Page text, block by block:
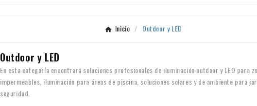
Inicio Outdoor y LED
Outdoor y LED
En esta categoría encontrará soluciones profesionales de iluminación outdoor y LED para
impermeables, iluminación para áreas de piscina, soluciones solares y de ambiente
seguridad.